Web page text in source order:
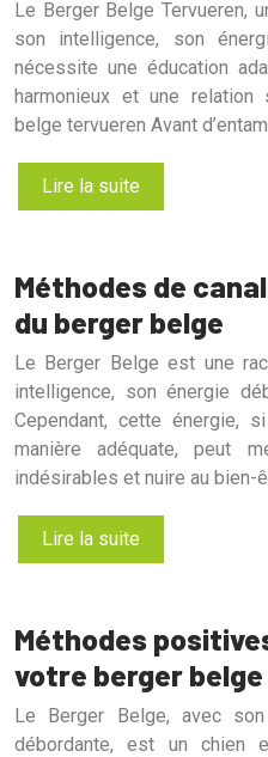
Le Berger Belge Tervueren,
son intelligence, son
nécessite une éducation
harmonieux et une relation
belge tervueren Avant
Lire la suite
Méthodes de
du berger belge
Le Berger Belge est une
intelligence, son énergie
Cependant, cette énergie,
manière adéquate, peut
indésirables et nuire au bien-
Lire la suite
Méthodes
votre berger
Le Berger Belge, avec
débordante, est un chien